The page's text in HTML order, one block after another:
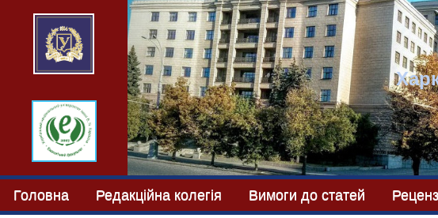
Головна Редакційна колегія Вимоги до статей